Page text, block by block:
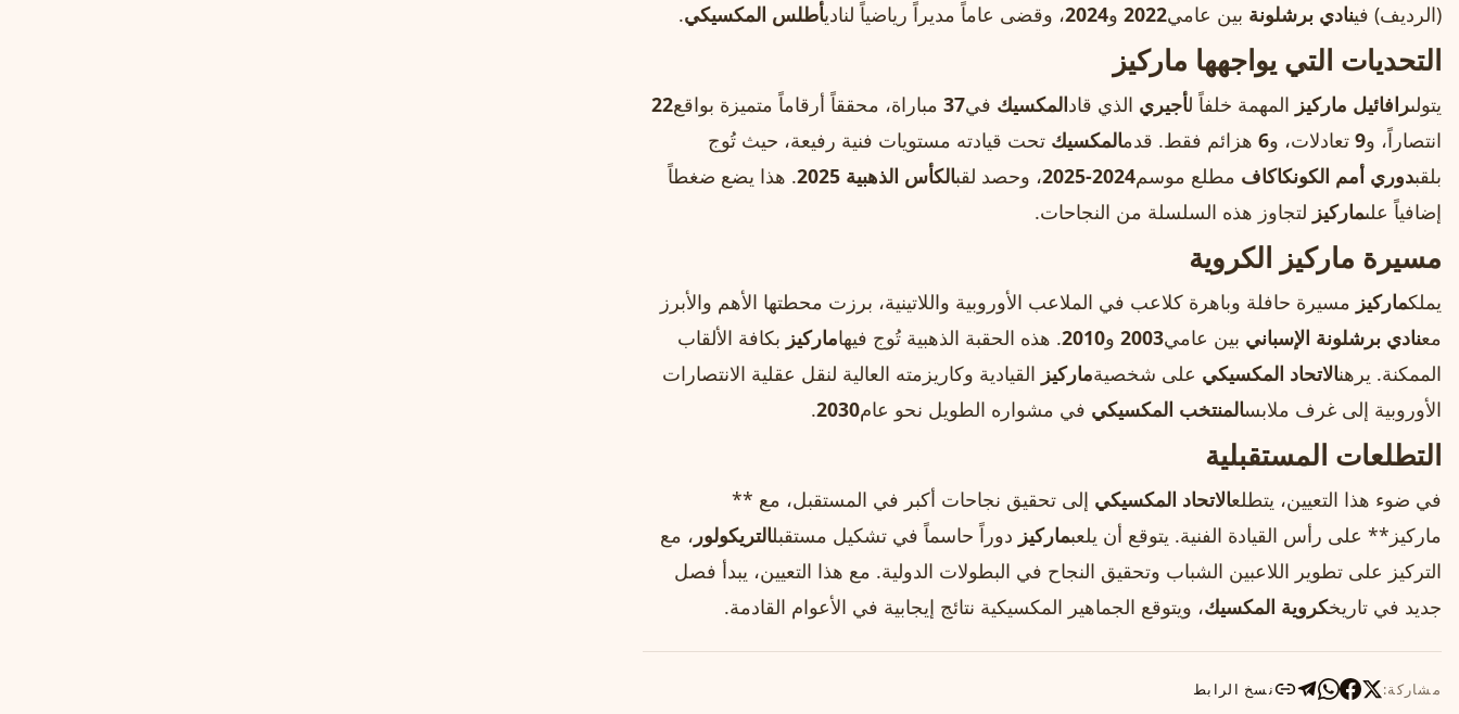
(الرديف) فينادي برشلونة بين عامي2022 و2024، وقضى عاماً مديراً رياضياً لناديأطلس المكسيكي.
التحديات التي يواجهها ماركيز
يتولىرافائيل ماركيز المهمة خلفاً لأجيري الذي قادالمكسيك في37 مباراة، محققاً أرقاماً متميزة بواقع22
انتصاراً، و9 تعادلات، و6 هزائم فقط. قدمالمكسيك تحت قيادته مستويات فنية رفيعة، حيث تُوج
بلقبدوري أمم الكونكاكاف مطلع موسم2024-2025 ، وحصد لقبالكأس الذهبية 2025
. هذا يضع ضغطاً
إضافياً علىماركيز لتجاوز هذه السلسلة من النجاحات.
مسيرة ماركيز الكروية
يملكماركيز مسيرة حافلة وباهرة كلاعب في الملاعب الأوروبية واللاتينية، برزت محطتها الأهم والأبرز
معنادي برشلونة الإسباني بين عامي2003 و2010. هذه الحقبة الذهبية تُوج فيهاماركيز بكافة الألقاب
الممكنة. يرهنالاتحاد المكسيكي على شخصيةماركيز القيادية وكاريزمته العالية لنقل عقلية الانتصارات
الأوروبية إلى غرف ملابسالمنتخب المكسيكي في مشواره الطويل نحو عام2030
.
التطلعات المستقبلية
في ضوء هذا التعيين، يتطلعالاتحاد المكسيكي إلى تحقيق نجاحات أكبر في المستقبل، مع **
ماركيز** على رأس القيادة الفنية. يتوقع أن يلعبماركيز دوراً حاسماً في تشكيل مستقبلالتريكولور ، مع
التركيز على تطوير اللاعبين الشباب وتحقيق النجاح في البطولات الدولية. مع هذا التعيين، يبدأ فصل
جديد في تاريخكروية المكسيك، ويتوقع الجماهير المكسيكية نتائج إيجابية في الأعوام القادمة.
مشاركة: نسخ الرابط